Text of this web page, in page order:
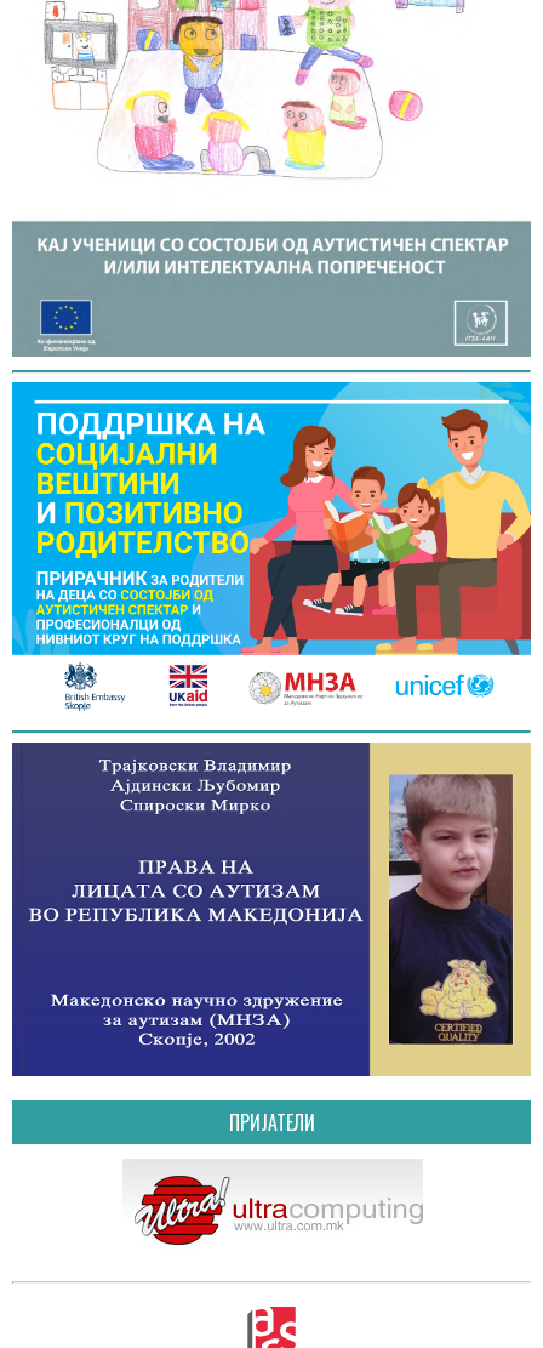
ПРИЈАТЕЛИ